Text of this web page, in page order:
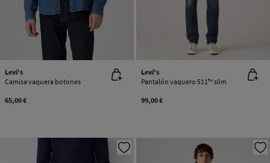
Levi's
Camisa vaquera botones
65,00 €
Levi's
Pantalón vaquero 511™ slim
99,00 €